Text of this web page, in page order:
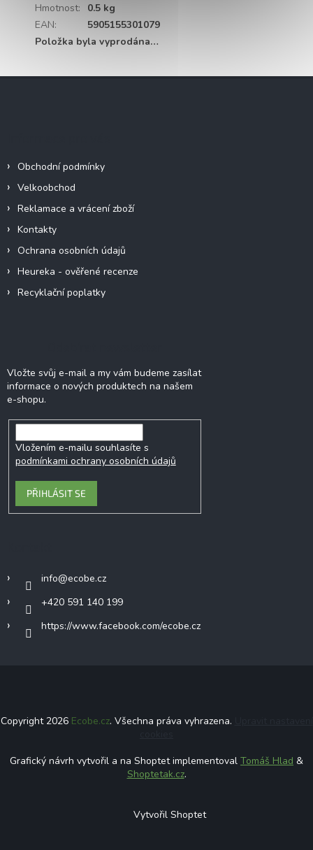
Hmotnost:
0.5 kg
EAN:
5905155301079
Položka byla vyprodána…
Obchodní podmínky
Velkoobchod
Reklamace a vrácení zboží
Kontakty
Ochrana osobních údajů
Heureka - ověřené recenze
Recyklační poplatky
Vložte svůj e-mail a my vám budeme zasílat
informace o nových produktech na našem
e-shopu.
Vložením e-mailu souhlasíte s
podmínkami ochrany osobních údajů
PŘIHLÁSIT SE
info@ecobe.cz
+420 591 140 199
https://www.facebook.com/ecobe.cz
Copyright 2026 Ecobe.cz. Všechna práva vyhrazena.
Grafický návrh vytvořil a na Shoptet implementoval Tomáš Hlad &
Shoptetak.cz.
Vytvořil Shoptet